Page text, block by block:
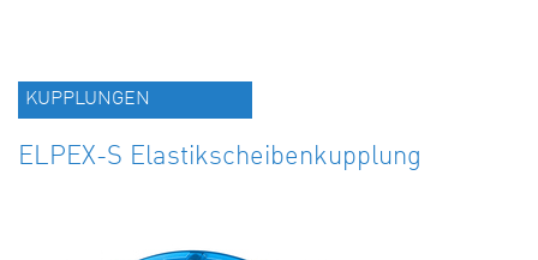
KUPPLUNGEN
ELPEX-S Elastikscheibenkupplung